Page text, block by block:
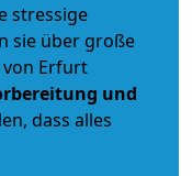
stressige
sie über große
Erfurt
und
dass alles